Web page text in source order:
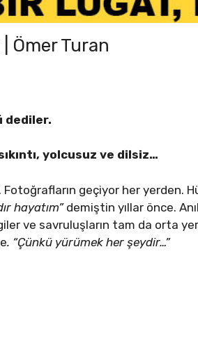
Ömer Turan
dediler.
yolcusuz ve dilsiz…
Fotoğrafların geçiyor her yerden.
hayatım”demiştin yıllar önce.
ve savruluşların tam da orta
. “Çünkü yürümek her şeydir…”